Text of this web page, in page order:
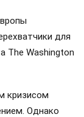
для
The Washington
кризисом
Однако